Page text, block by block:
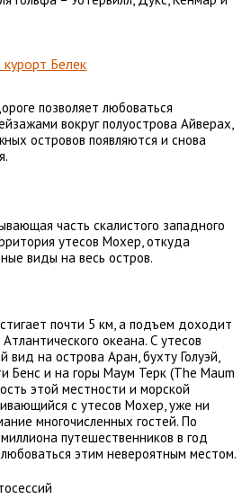
Белек
позволяет любоваться
вокруг полуострова Айверах,
островов появляются и снова
часть скалистого западного
утесов Мохер, откуда
виды на весь остров.
почти 5 км, а подъем доходит
океана. С утесов
вид на острова Аран, бухту Голуэй,
Бенс и на горы Маум Терк (The Maum
этой местности и морской
с утесов Мохер, уже ни
многочисленных гостей. По
путешественников в год
этим невероятным местом.